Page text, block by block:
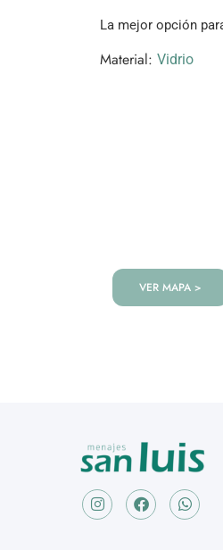
La mejor opción
Material: Vidrio
VER MAPA >